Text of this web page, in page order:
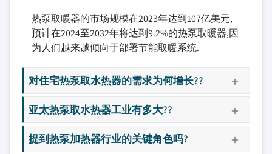
热泵取暖器的市场规模在2023年达到107亿美元,
预计在2024至2032年将达到9.2%的热泵取暖器,因
为人们越来越倾向于部署节能取暖系统.
对住宅热泵取水热器的需求为何增长??
亚太热泵取水热器工业有多大??
提到热泵加热器行业的关键角色吗?